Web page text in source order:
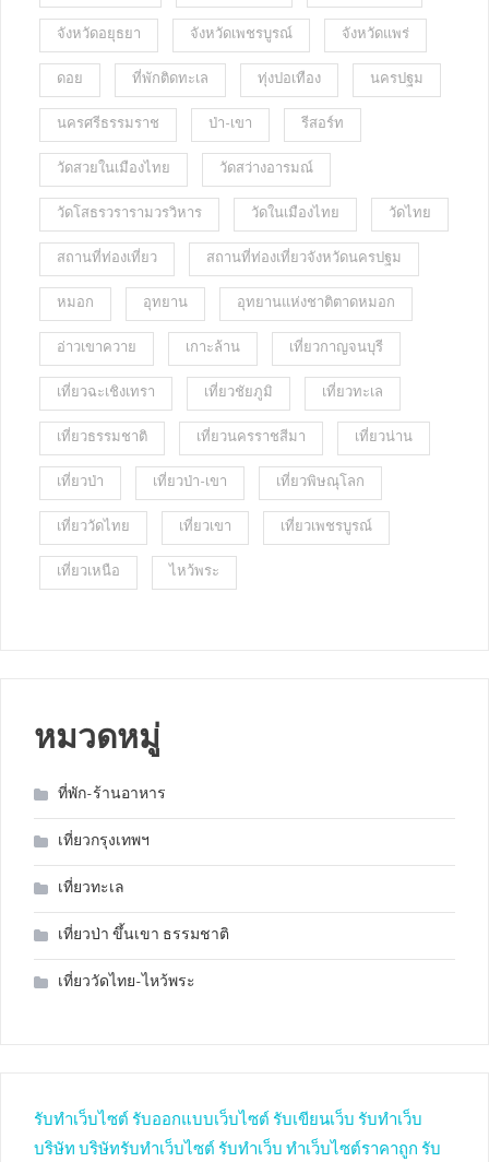
จังหวัดอยุธยา จังหวัดเพชรบูรณ์ จังหวัดแพร่
ดอย ที่พักติดทะเล ทุ่งปอเทือง นครปฐม
นครศรีธรรมราช ป่า-เขา รีสอร์ท
วัดสวยในเมืองไทย วัดสว่างอารมณ์
วัดโสธรวรารามวรวิหาร วัดในเมืองไทย วัดไทย
สถานที่ท่องเที่ยว สถานที่ท่องเที่ยวจังหวัดนครปฐม
หมอก อุทยาน อุทยานแห่งชาติตาดหมอก
อ่าวเขาควาย เกาะล้าน เที่ยวกาญจนบุรี
เที่ยวฉะเชิงเทรา เที่ยวชัยภูมิ เที่ยวทะเล
เที่ยวธรรมชาติ เที่ยวนครราชสีมา เที่ยวน่าน
เที่ยวป่า เที่ยวป่า-เขา เที่ยวพิษณุโลก
เที่ยววัดไทย เที่ยวเขา เที่ยวเพชรบูรณ์
เที่ยวเหนือ ไหว้พระ
หมวดหมู่
ที่พัก-ร้านอาหาร
เที่ยวกรุงเทพฯ
เที่ยวทะเล
เที่ยวป่า ขึ้นเขา ธรรมชาติ
เที่ยววัดไทย-ไหว้พระ
รับทำเว็บไซต์ รับออกแบบเว็บไซต์ รับเขียนเว็บ รับทำเว็บ
บริษัท บริษัทรับทำเว็บไซต์ รับทำเว็บ ทำเว็บไซต์ราคาถูก รับ